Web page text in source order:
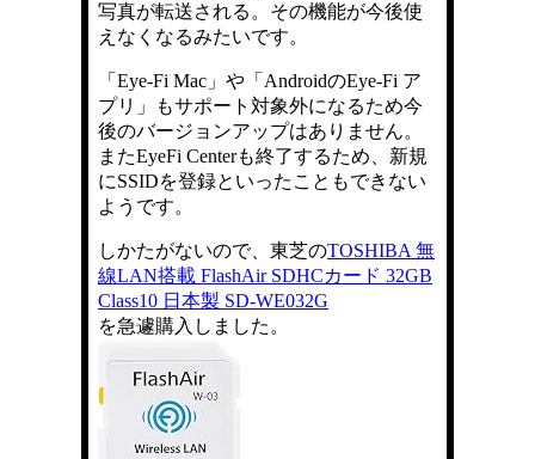
写真が転送される。その機能が今後使
えなくなるみたいです。
「Eye-Fi Mac」や「AndroidのEye-Fi ア
プリ」もサポート対象外になるため今
後のバージョンアップはありません。
またEyeFi Centerも終了するため、新規
にSSIDを登録といったこともできない
ようです。
しかたがないので、東芝のTOSHIBA 無
線LAN搭載 FlashAir SDHCカード 32GB
Class10 日本製 SD-WE032G
を急遽購入しました。